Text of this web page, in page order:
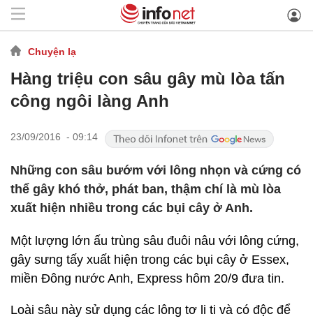
Chuyện lạ
Hàng triệu con sâu gây mù lòa tấn
công ngôi làng Anh
23/09/2016 - 09:14
Những con sâu bướm với lông nhọn và cứng có
thể gây khó thở, phát ban, thậm chí là mù lòa
xuất hiện nhiều trong các bụi cây ở Anh.
Một lượng lớn ấu trùng sâu đuôi nâu với lông cứng,
gây sưng tấy xuất hiện trong các bụi cây ở Essex,
miền Đông nước Anh, Express hôm 20/9 đưa tin.
Loài sâu này sử dụng các lông tơ li ti và có độc để